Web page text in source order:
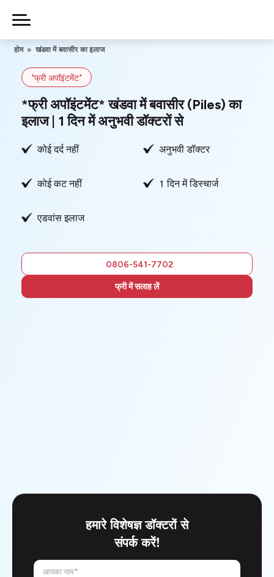
content
Piles
हमारे बारे में
हमसे संपर्क करें
फ्री में सलाह
लें
होम » खंडवा में बवासीर का इलाज
*फ्री अपॉइंटमेंट*
*फ्री अपॉइंटमेंट* खंडवा में बवासीर (Piles) का
इलाज | 1 दिन में अनुभवी डॉक्टरों से
कोई दर्द नहीं अनुभवी डॉक्टर
कोई कट नहीं 1 दिन में डिस्चार्ज
एडवांस इलाज
0806-541-7702
फ्री में सलाह लें
हमारे विशेषज्ञ डॉक्टरों से
संपर्क करें!
आपका नाम*